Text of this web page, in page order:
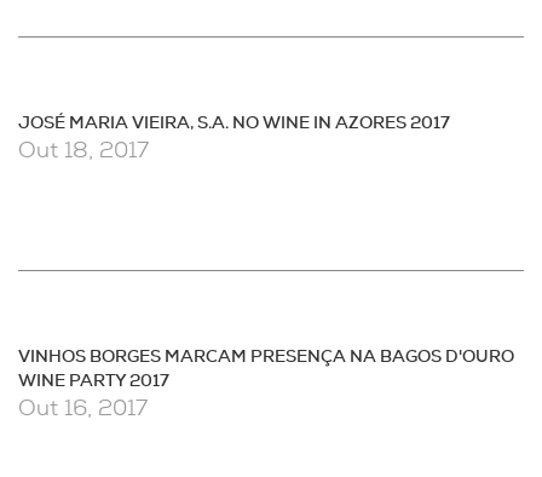
JOSÉ MARIA VIEIRA, S.A. NO WINE IN AZORES 2017
Out 18, 2017
VINHOS BORGES MARCAM PRESENÇA NA BAGOS D'OURO
WINE PARTY 2017
Out 16, 2017